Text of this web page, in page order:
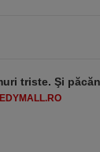
triste. Şi